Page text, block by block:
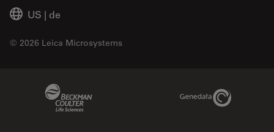
US | de
© 2026 Leica Microsystems
Genedata Link